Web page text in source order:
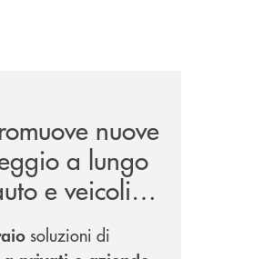
nuove
a lungo
e veicoli
soluzioni di